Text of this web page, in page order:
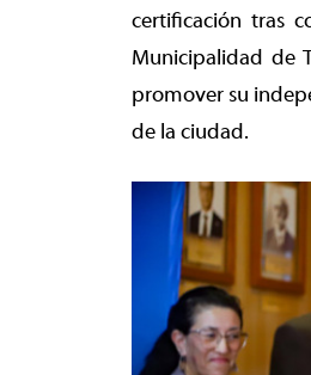
certificación tras
Municipalidad de
promover su
de la ciudad.